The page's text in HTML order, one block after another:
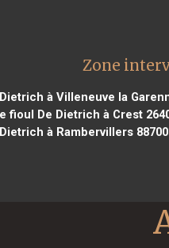
Zone
à Villeneuve la
fioul De Dietrich à Crest
à Rambervillers 88700